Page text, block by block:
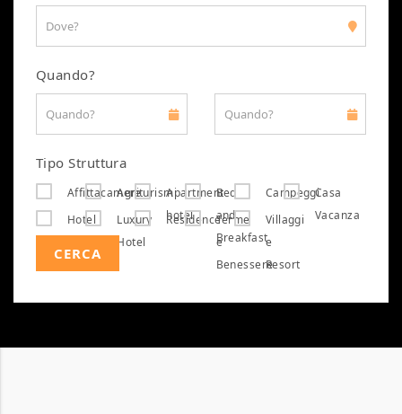
Quando?
Tipo Struttura
AffittacamereAgriturismiApartment
hotel
Bed
and
Breakfast
CampeggiCasa
Vacanza
Hotel
Luxury
Hotel
ResidenceTerme
e
Benessere
Villaggi
e
Resort
CERCA